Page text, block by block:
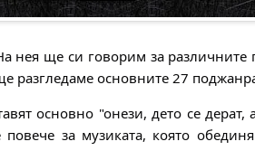
нея ще си говорим за
разгледаме основните 27
основно "онези, дето се
за музиката, която